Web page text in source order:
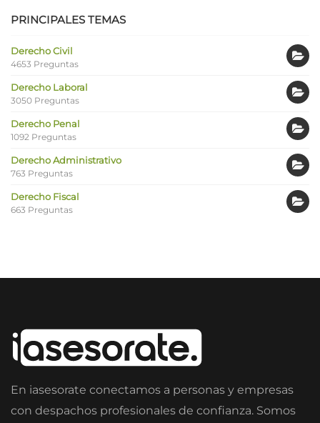
PRINCIPALES TEMAS
Derecho Civil
4653 Preguntas
Derecho Laboral
3050 Preguntas
Derecho Penal
1092 Preguntas
Derecho Administrativo
763 Preguntas
Derecho Fiscal
663 Preguntas
En iasesorate conectamos a personas y empresas
con despachos profesionales de confianza. Somos